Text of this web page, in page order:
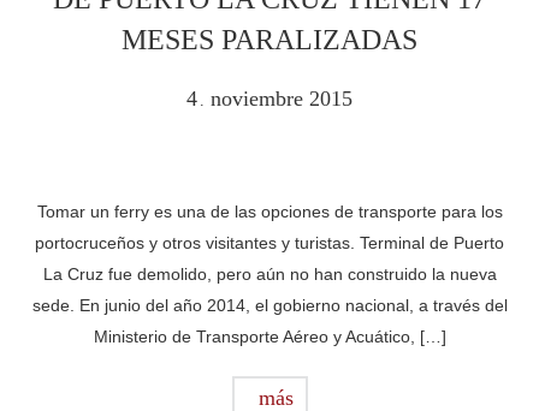
MESES PARALIZADAS
4 . noviembre 2015
Tomar un ferry es una de las opciones de transporte para los
portocruceños y otros visitantes y turistas. Terminal de Puerto
La Cruz fue demolido, pero aún no han construido la nueva
sede. En junio del año 2014, el gobierno nacional, a través del
Ministerio de Transporte Aéreo y Acuático, […]
más